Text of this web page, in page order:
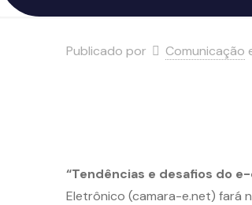
Publicado por Comunicação
“Tendências e desafios do
Eletrônico (camara-e.net) fará